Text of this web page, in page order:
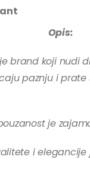
Opis:
brand koji nudi
paznju i prate
je
i elegancije